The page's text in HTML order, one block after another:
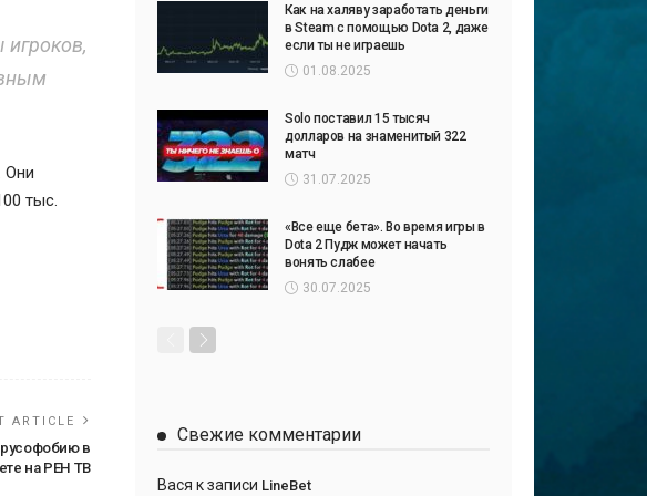
Они
тыс.
ARTICLE
в
на РЕН ТВ
Как на халяву заработать деньги
в Steam с помощью Dota 2, даже
если ты не играешь
01.08.2025
Solo поставил 15 тысяч
долларов на знаменитый 322
матч
31.07.2025
«Все еще бета». Во время игры в
Dota 2 Пудж может начать
вонять слабее
30.07.2025
Свежие комментарии
Вася к записи LineBet